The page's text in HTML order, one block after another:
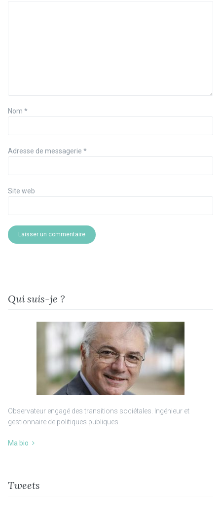
Nom *
Adresse de messagerie *
Site web
Qui suis-je ?
Observateur engagé des transitions sociétales. Ingénieur et
gestionnaire de politiques publiques.
Ma bio
Tweets